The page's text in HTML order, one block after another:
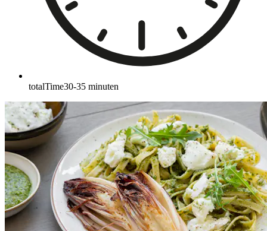
totalTime30-35 minuten